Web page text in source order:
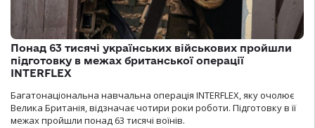
Понад 63 тисячі українських військових пройшли
підготовку в межах британської операції
INTERFLEX
Багатонаціональна навчальна операція INTERFLEX, яку очолює
Велика Британія, відзначає чотири роки роботи. Підготовку в її
межах пройшли понад 63 тисячі воїнів.